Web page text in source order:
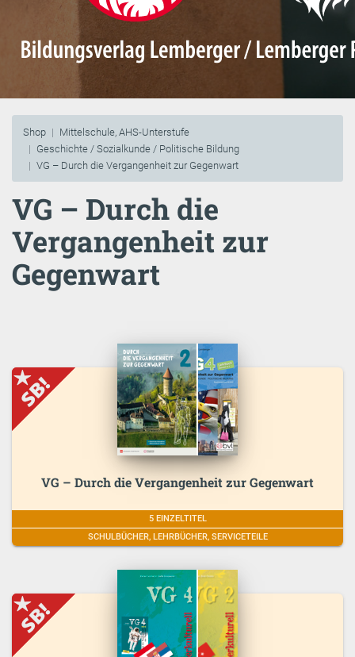
Shop
Mittelschule, AHS-Unterstufe
Geschichte / Sozialkunde / Politische Bildung
VG – Durch die Vergangenheit zur Gegenwart
VG – Durch die
Vergangenheit zur
Gegenwart
VG – Durch die Vergangenheit zur Gegenwart
5 EINZELTITEL
SCHULBÜCHER, LEHRBÜCHER, SERVICETEILE